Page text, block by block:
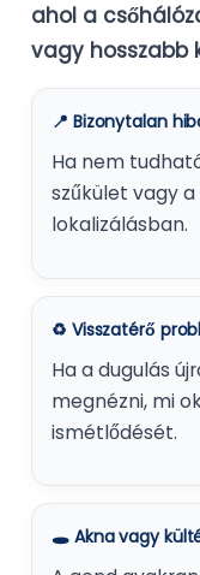
ahol a
vagy hosszabb
📍 Bizonytalan
Ha nem
szűkület vagy
lokalizálásban.
♻️ Visszatérő
Ha a dugulás
megnézni, mi
ismétlődését.
🕳️ Akna vagy